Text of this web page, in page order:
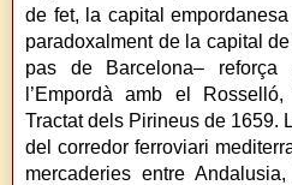
de fet, la capital
paradoxalment de la capital
pas de Barcelona–
l’Empordà amb el
Tractat dels Pirineus de 1659.
del corredor ferroviari
mercaderies entre